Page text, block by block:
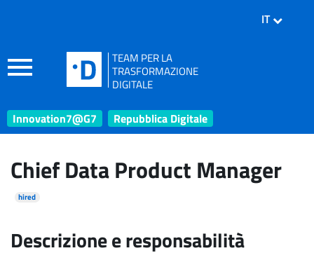
IT
TEAM PER LA
TRASFORMAZIONE
DIGITALE
Innovation7@G7 Repubblica Digitale
Chief Data Product Manager
hired
Descrizione e responsabilità